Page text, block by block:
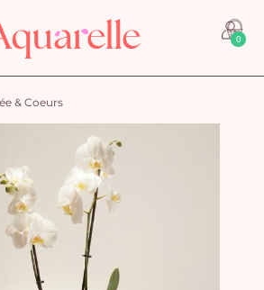
0
& Coeurs